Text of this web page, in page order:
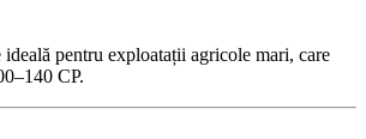
ideală pentru exploatații agricole mari, care
CP.